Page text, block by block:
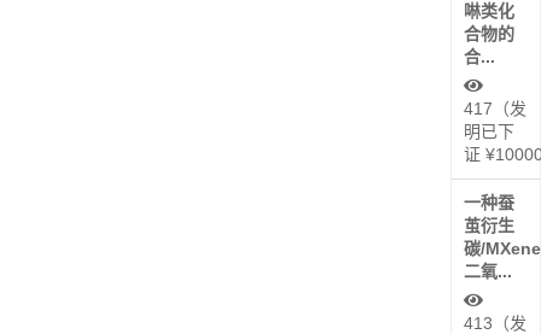
啉类化
合物的
合...
417（发
明已下
证
一种蚕
茧衍生
碳/
二氧...
413（发